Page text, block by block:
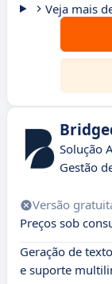
Veja mais
Solução
Gestão
Versão
Preços sob
Geração de
e suporte